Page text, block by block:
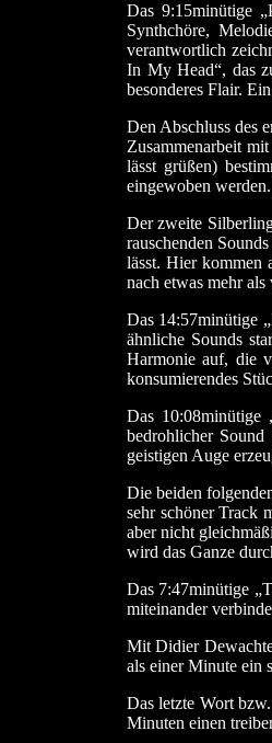
Das 9:15minütige
Synthchöre,
verantwortlich
In My Head“, das
besonderes Flair.
Den Abschluss des
Zusammenarbeit
lässt grüßen)
eingewoben
Der zweite
rauschenden
lässt. Hier kommen
nach etwas mehr
Das 14:57minütige
ähnliche Sounds
Harmonie auf, die
konsumierendes
Das 10:08minütige
bedrohlicher
geistigen Auge
Die beiden
sehr schöner Track
aber nicht
wird das Ganze
Das 7:47minütige
miteinander
Mit Didier
als einer Minute ein
Das letzte Wort
Minuten einen